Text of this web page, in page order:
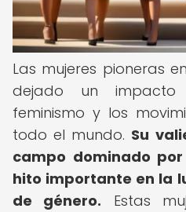
Las mujeres pioneras
dejado un impacto
feminismo y los
todo el mundo. Su
campo dominado
hito importante en la
de género. Estas